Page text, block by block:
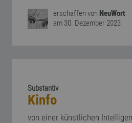
erschaffen von NeuWort
am 30. Dezember 2023
Substantiv
Kinfo
von einer künstlichen